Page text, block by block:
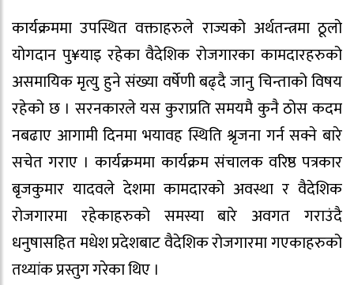
कार्यक्रममा उपस्थित वक्ताहरुले राज्यको अर्थतन्त्रमा ठूलो
योगदान पु¥याइ रहेका वैदेशिक रोजगारका कामदारहरुको
असमायिक मृत्यु हुने संख्या वर्षेणी बढ्दै जानु चिन्ताको विषय
रहेको छ । सरनकारले यस कुराप्रति समयमै कुनै ठोस कदम
नबढाए आगामी दिनमा भयावह स्थिति श्रृजना गर्न सक्ने बारे
सचेत गराए । कार्यक्रममा कार्यक्रम संचालक वरिष्ठ पत्रकार
बृजकुमार यादवले देशमा कामदारको अवस्था र वैदेशिक
रोजगारमा रहेकाहरुको समस्या बारे अवगत गराउंदै
धनुषासहित मधेश प्रदेशबाट वैदेशिक रोजगारमा गएकाहरुको
तथ्यांक प्रस्तुग गरेका थिए ।